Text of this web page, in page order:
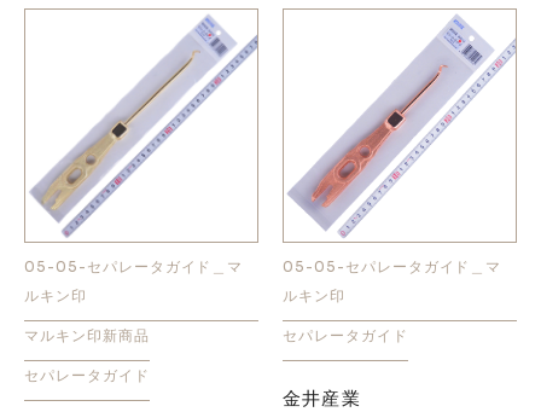
05-05-セパレータガイド＿マ
ルキン印
マルキン印新商品
セパレータガイド
05-05-セパレータガイド＿マ
ルキン印
セパレータガイド
金井産業